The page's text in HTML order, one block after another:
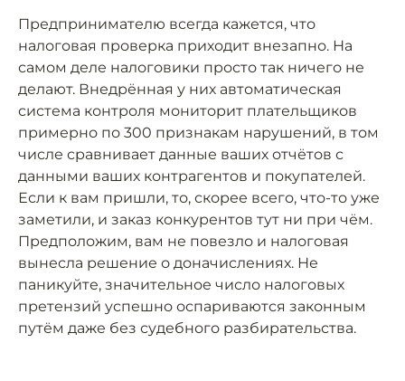
Предпринимателю всегда кажется, что
налоговая проверка приходит внезапно. На
самом деле налоговики просто так ничего не
делают. Внедрённая у них автоматическая
система контроля мониторит плательщиков
примерно по 300 признакам нарушений, в том
числе сравнивает данные ваших отчётов с
данными ваших контрагентов и покупателей.
Если к вам пришли, то, скорее всего, что-то уже
заметили, и заказ конкурентов тут ни при чём.
Предположим, вам не повезло и налоговая
вынесла решение о доначислениях. Не
паникуйте, значительное число налоговых
претензий успешно оспариваются законным
путём даже без судебного разбирательства.